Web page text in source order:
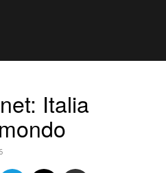
Italia